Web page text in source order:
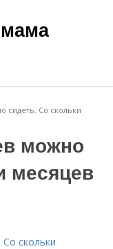
сидеть. Со скольки
можно
месяцев
скольки